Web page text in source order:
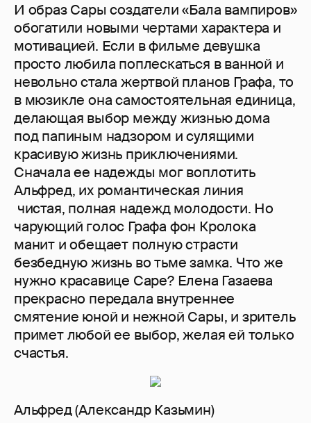
И образ Сары создатели «Бала вампиров»
обогатили новыми чертами характера и
мотивацией. Если в фильме девушка
просто любила поплескаться в ванной и
невольно стала жертвой планов Графа, то
в мюзикле она самостоятельная единица,
делающая выбор между жизнью дома
под папиным надзором и сулящими
красивую жизнь приключениями.
Сначала ее надежды мог воплотить
Альфред, их романтическая линия
чистая, полная надежд молодости. Но
чарующий голос Графа фон Кролока
манит и обещает полную страсти
безбедную жизнь во тьме замка. Что же
нужно красавице Саре? Елена Газаева
прекрасно передала внутреннее
смятение юной и нежной Сары, и зритель
примет любой ее выбор, желая ей только
счастья.
Альфред (Александр Казьмин)